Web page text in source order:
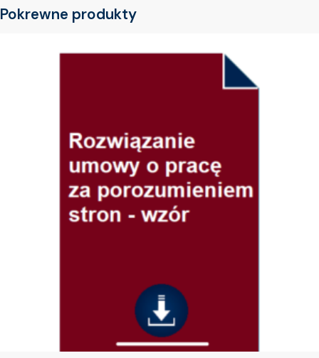
Pokrewne produkty